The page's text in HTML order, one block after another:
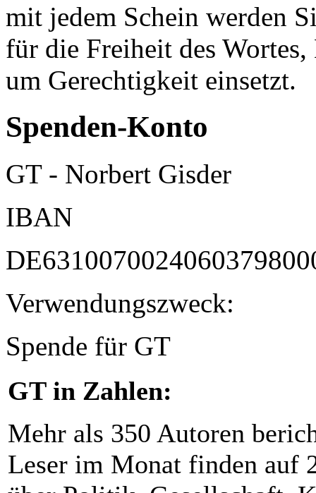
mit jedem Schein werden
für die Freiheit des
um Gerechtigkeit einsetzt.
Spenden-Konto
GT - Norbert Gisder
IBAN
Verwendungszweck:
Spende für GT
GT in Zahlen:
Mehr als 350 Autoren
Leser im Monat finden auf